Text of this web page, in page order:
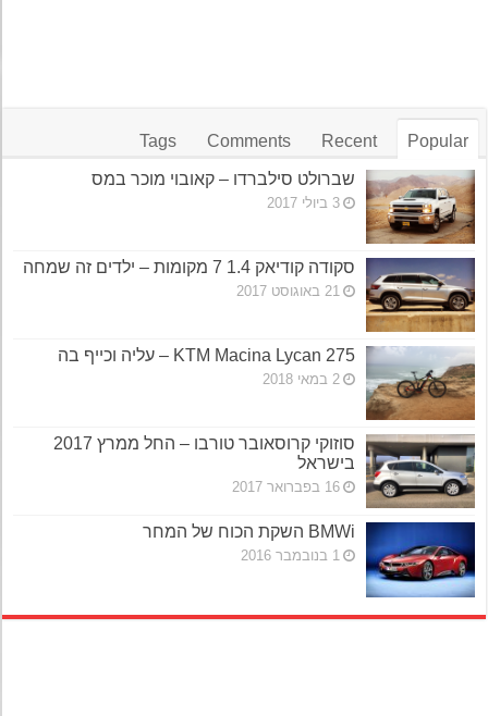
Popular
Recent
Comments
Tags
שברולט סילברדו – קאובוי מוכר במס
3 ביולי 2017
סקודה קודיאק 1.4 7 מקומות – ילדים זה שמחה
21 באוגוסט 2017
KTM Macina Lycan 275 – עליה וכייף בה
2 במאי 2018
סוזוקי קרוסאובר טורבו – החל ממרץ 2017
בישראל
16 בפברואר 2017
BMWi השקת הכוח של המחר
1 בנובמבר 2016